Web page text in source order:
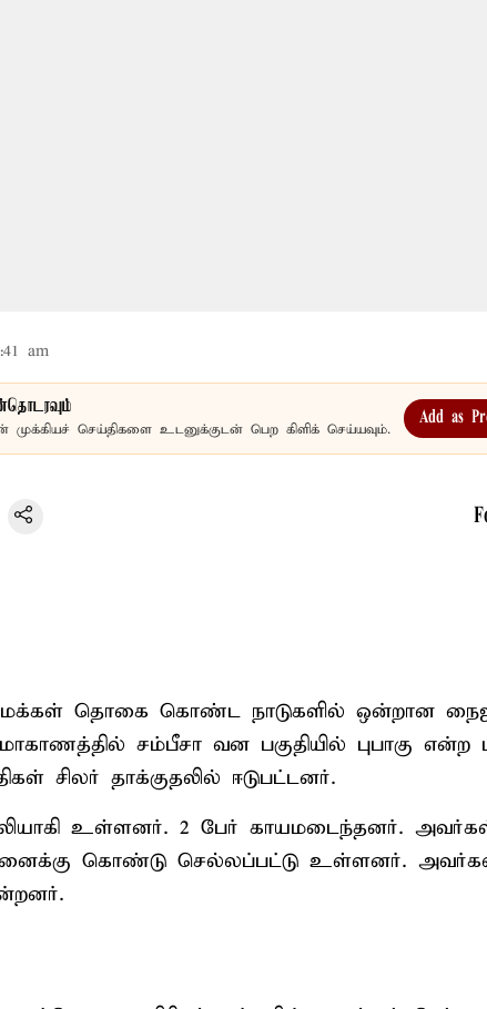
am
முக்கியச் செய்திகளை உடனுக்குடன் பெற கிளிக் செய்யவும்.
Add as
மக்கள் தொகை கொண்ட நாடுகளில் ஒன்றான
சம்பீசா வன பகுதியில் புபாகு என்ற
சிலர் தாக்குதலில் ஈடுபட்டனர்.
உள்ளனர். 2 பேர் காயமடைந்தனர்.
கொண்டு செல்லப்பட்டு உள்ளனர்.